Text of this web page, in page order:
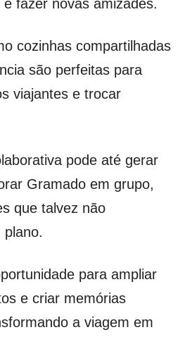
fazer novas amizades.
cozinhas compartilhadas
são perfeitas para
viajantes e trocar
pode até gerar
Gramado em grupo,
que talvez não
plano.
para ampliar
e criar memórias
a viagem em